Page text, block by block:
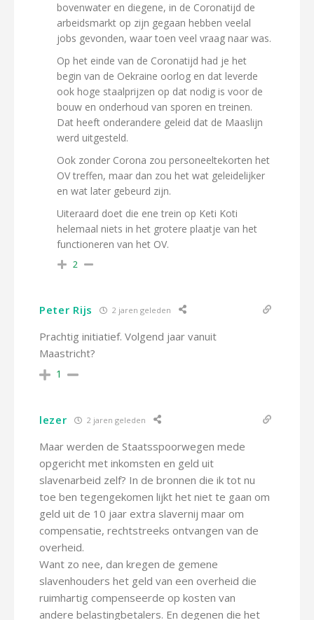
bovenwater en diegene, in de Coronatijd de
arbeidsmarkt op zijn gegaan hebben veelal
jobs gevonden, waar toen veel vraag naar was.
Op het einde van de Coronatijd had je het
begin van de Oekraine oorlog en dat leverde
ook hoge staalprijzen op dat nodig is voor de
bouw en onderhoud van sporen en treinen.
Dat heeft onderandere geleid dat de Maaslijn
werd uitgesteld.
Ook zonder Corona zou personeeltekorten het
OV treffen, maar dan zou het wat geleidelijker
en wat later gebeurd zijn.
Uiteraard doet die ene trein op Keti Koti
helemaal niets in het grotere plaatje van het
functioneren van het OV.
2
Peter Rijs 2 jaren geleden
Prachtig initiatief. Volgend jaar vanuit
Maastricht?
1
lezer 2 jaren geleden
Maar werden de Staatsspoorwegen mede
opgericht met inkomsten en geld uit
slavenarbeid zelf? In de bronnen die ik tot nu
toe ben tegengekomen lijkt het niet te gaan om
geld uit de 10 jaar extra slavernij maar om
compensatie, rechtstreeks ontvangen van de
overheid.
Want zo nee, dan kregen de gemene
slavenhouders het geld van een overheid die
ruimhartig compenseerde op kosten van
andere belastingbetalers. En degenen die het